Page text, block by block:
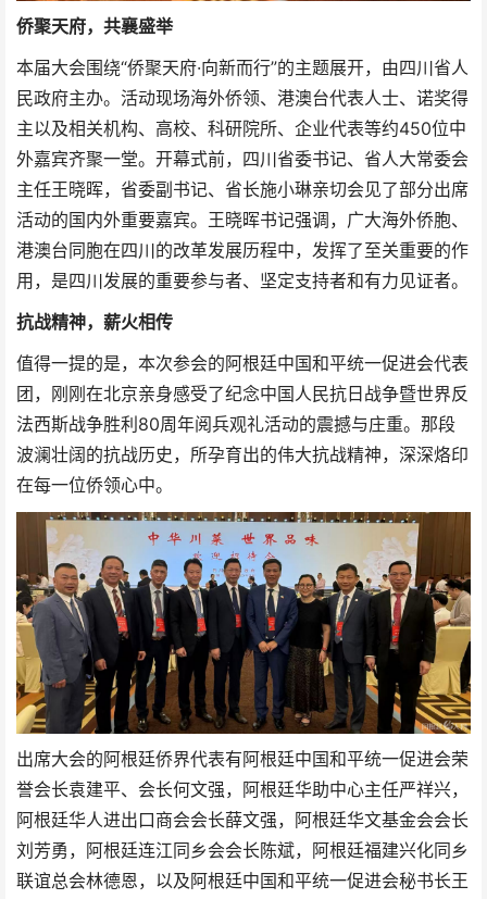
侨聚天府，共襄盛举
本届大会围绕“侨聚天府·向新而行”的主题展开，由四川省人
民政府主办。活动现场海外侨领、港澳台代表人士、诺奖得
主以及相关机构、高校、科研院所、企业代表等约450位中
外嘉宾齐聚一堂。开幕式前，四川省委书记、省人大常委会
主任王晓晖，省委副书记、省长施小琳亲切会见了部分出席
活动的国内外重要嘉宾。王晓晖书记强调，广大海外侨胞、
港澳台同胞在四川的改革发展历程中，发挥了至关重要的作
用，是四川发展的重要参与者、坚定支持者和有力见证者。
抗战精神，薪火相传
值得一提的是，本次参会的阿根廷中国和平统一促进会代表
团，刚刚在北京亲身感受了纪念中国人民抗日战争暨世界反
法西斯战争胜利80周年阅兵观礼活动的震撼与庄重。那段
波澜壮阔的抗战历史，所孕育出的伟大抗战精神，深深烙印
在每一位侨领心中。
出席大会的阿根廷侨界代表有阿根廷中国和平统一促进会荣
誉会长袁建平、会长何文强，阿根廷华助中心主任严祥兴，
阿根廷华人进出口商会会长薛文强，阿根廷华文基金会会长
刘芳勇，阿根廷连江同乡会会长陈斌，阿根廷福建兴化同乡
联谊总会林德恩，以及阿根廷中国和平统一促进会秘书长王